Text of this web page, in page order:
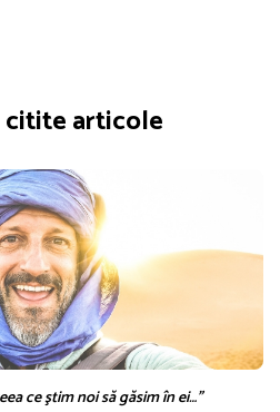
citite articole
ce ştim noi să găsim în ei…”